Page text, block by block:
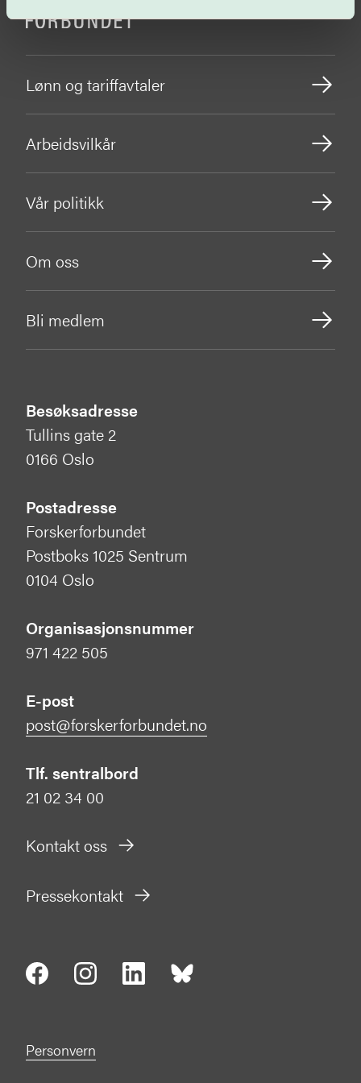
Lønn og tariffavtaler
Arbeidsvilkår
Vår politikk
Om oss
Bli medlem
Besøksadresse
Tullins gate 2
0166 Oslo
Postadresse
Forskerforbundet
Postboks 1025 Sentrum
0104 Oslo
Organisasjonsnummer
971 422 505
E-post
post@forskerforbundet.no
Tlf. sentralbord
21 02 34 00
Kontakt oss
Pressekontakt
Personvern